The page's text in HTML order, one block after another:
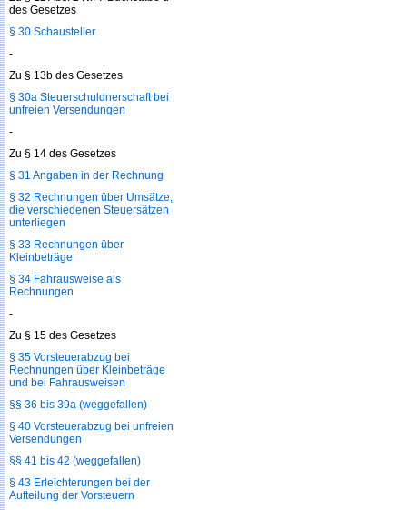
des Gesetzes
§ 30 Schausteller
-
Zu § 13b des Gesetzes
§ 30a Steuerschuldnerschaft bei
unfreien Versendungen
-
Zu § 14 des Gesetzes
§ 31 Angaben in der Rechnung
§ 32 Rechnungen über Umsätze,
die verschiedenen Steuersätzen
unterliegen
§ 33 Rechnungen über
Kleinbeträge
§ 34 Fahrausweise als
Rechnungen
-
Zu § 15 des Gesetzes
§ 35 Vorsteuerabzug bei
Rechnungen über Kleinbeträge
und bei Fahrausweisen
§§ 36 bis 39a (weggefallen)
§ 40 Vorsteuerabzug bei unfreien
Versendungen
§§ 41 bis 42 (weggefallen)
§ 43 Erleichterungen bei der
Aufteilung der Vorsteuern